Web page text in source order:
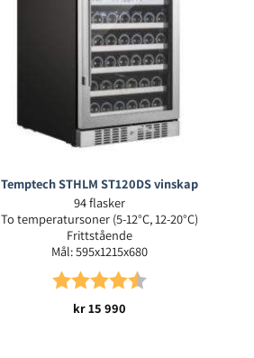
Temptech STHLM ST120DS vinskap
94 flasker
To temperatursoner (5-12°C, 12-20°C)
Frittstående
Mål: 595x1215x680
Karakter:
4.7 av 5 mulige
kr15 990